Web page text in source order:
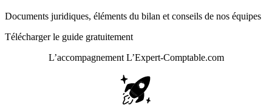
Documents juridiques, éléments du bilan et conseils de nos équipes
Télécharger le guide gratuitement
L’accompagnement L’Expert-Comptable.com